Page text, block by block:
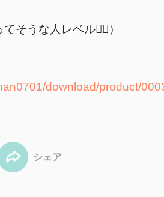
そうな人レベル😵‍💫）
download/product/
シェア